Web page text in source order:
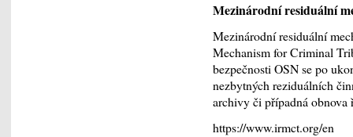
Mezinárodní residuální
Mezinárodní residuální
Mechanism for Criminal
bezpečnosti OSN se po
nezbytných reziduálních
archivy či případná obnova
https://www.irmct.org/en